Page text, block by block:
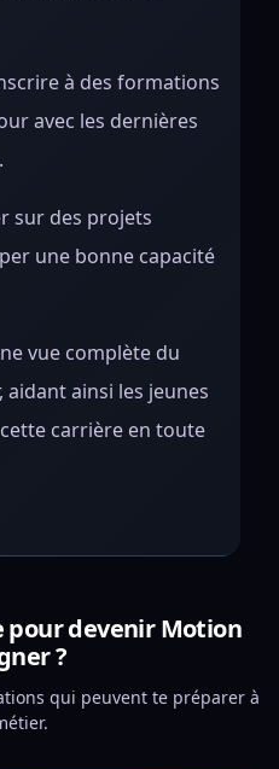
à des formations
avec les dernières
sur des projets
une bonne capacité
vue complète du
ainsi les jeunes
carrière en toute
pour devenir Motion
?
qui peuvent te préparer à